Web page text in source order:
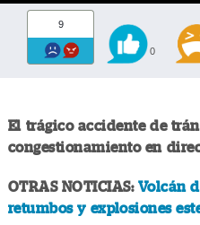
9
0
El trágico accidente de
congestionamiento en
OTRAS NOTICIAS: Volcán
retumbos y explosiones